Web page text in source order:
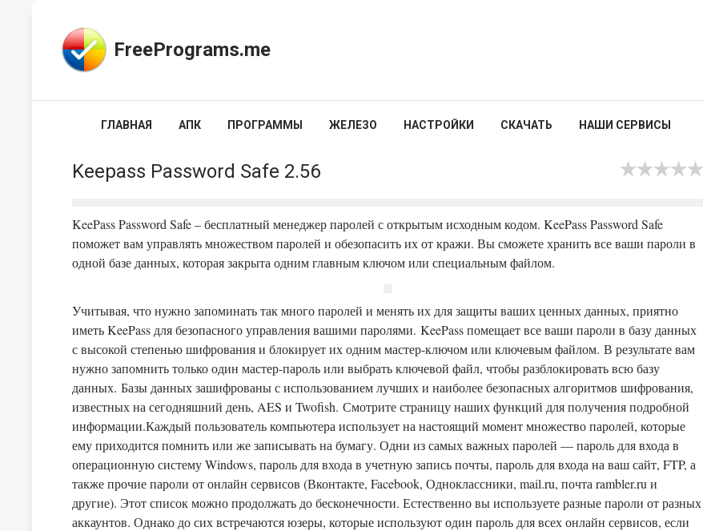
FreePrograms.me
ГЛАВНАЯ АПК ПРОГРАММЫ ЖЕЛЕЗО НАСТРОЙКИ СКАЧАТЬ НАШИ СЕРВИСЫ
Keepass Password Safe 2.56
KeePass Password Safe – бесплатный менеджер паролей с открытым исходным кодом. KeePass Password Safe
поможет вам управлять множеством паролей и обезопасить их от кражи. Вы сможете хранить все ваши пароли в
одной базе данных, которая закрыта одним главным ключом или специальным файлом.
Учитывая, что нужно запоминать так много паролей и менять их для защиты ваших ценных данных, приятно
иметь KeePass для безопасного управления вашими паролями. KeePass помещает все ваши пароли в базу данных
с высокой степенью шифрования и блокирует их одним мастер-ключом или ключевым файлом. В результате вам
нужно запомнить только один мастер-пароль или выбрать ключевой файл, чтобы разблокировать всю базу
данных. Базы данных зашифрованы с использованием лучших и наиболее безопасных алгоритмов шифрования,
известных на сегодняшний день, AES и Twofish. Смотрите страницу наших функций для получения подробной
информации.Каждый пользователь компьютера использует на настоящий момент множество паролей, которые
ему приходится помнить или же записывать на бумагу. Одни из самых важных паролей — пароль для входа в
операционную систему Windows, пароль для входа в учетную запись почты, пароль для входа на ваш сайт, FTP, а
также прочие пароли от онлайн сервисов (Вконтакте, Facebook, Одноклассники, mail.ru, почта rambler.ru и
другие). Этот список можно продолжать до бесконечности. Естественно вы используете разные пароли от разных
аккаунтов. Однако до сих встречаются юзеры, которые используют один пароль для всех онлайн сервисов, если